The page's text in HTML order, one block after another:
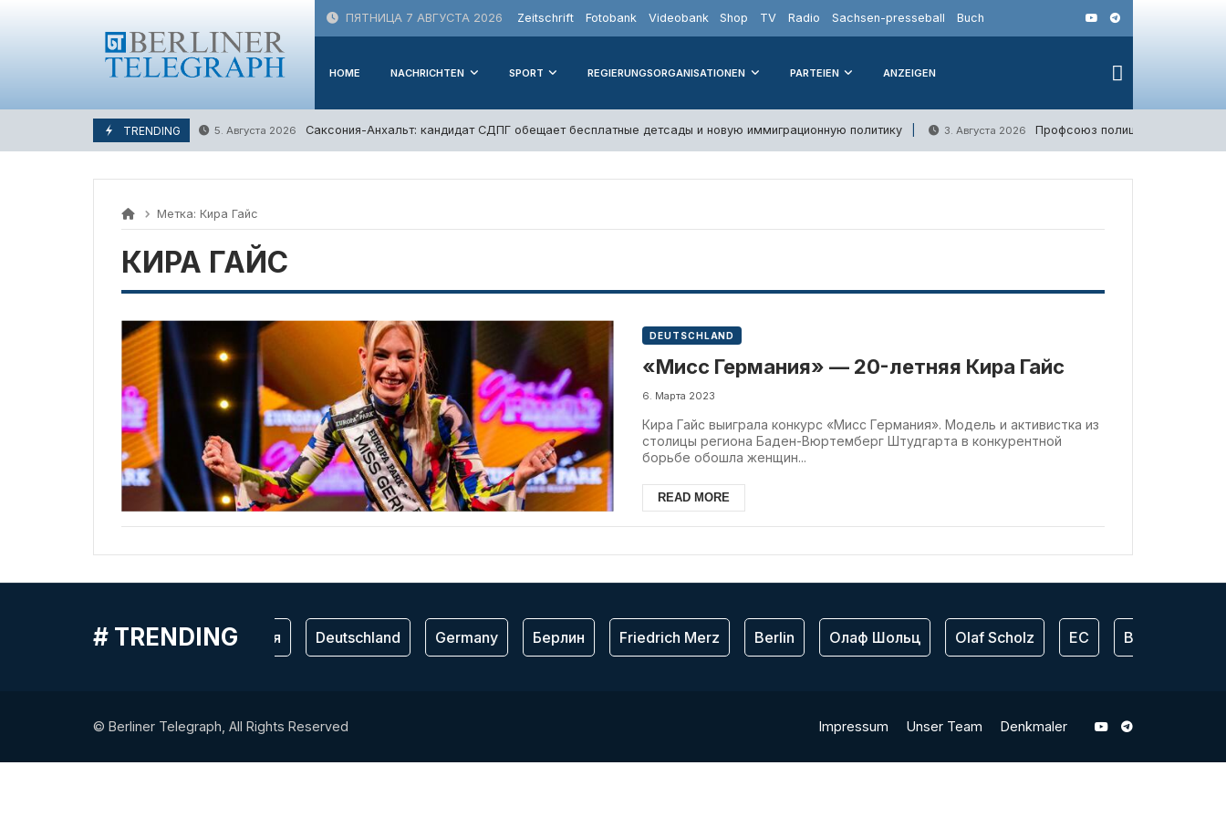
ПЯТНИЦА 7 АВГУСТА 2026 Zeitschrift Fotobank Videobank Shop TV Radio Sachsen-presseball Buch
HOME NACHRICHTEN SPORT REGIERUNGSORGANISATIONEN PARTEIEN ANZEIGEN
TRENDING 5. Августа 2026 Саксония-Анхальт: кандидат СДПГ обещает бесплатные детсады и новую иммиграционную политику 3. Августа 2026 Профсоюз полиции Германии
Метка: Кира Гайс
КИРА ГАЙС
DEUTSCHLAND
«Мисс Германия» — 20-летняя Кира Гайс
6. Марта 2023
Кира Гайс выиграла конкурс «Мисс Германия». Модель и активистка из
столицы региона Баден-Вюртемберг Штудгарта в конкурентной
борьбе обошла женщин...
READ MORE
# TRENDINGГермания Deutschland Germany Берлин Friedrich Merz Berlin Олаф Шольц Olaf Scholz ЕС Bundeswehr
© Berliner Telegraph, All Rights Reserved Impressum Unser Team Denkmaler